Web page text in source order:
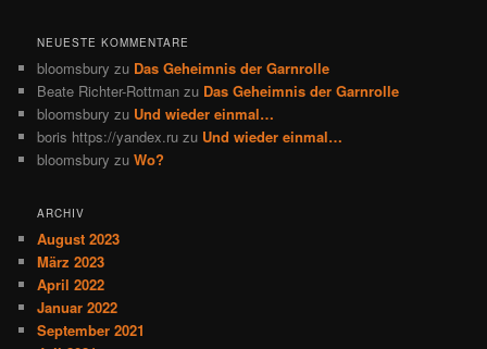
NEUESTE KOMMENTARE
bloomsbury zu Das Geheimnis der Garnrolle
Beate Richter-Rottman zu Das Geheimnis der Garnrolle
bloomsbury zu Und wieder einmal…
boris https://yandex.ru zu Und wieder einmal…
bloomsbury zuWo?
ARCHIV
August 2023
März 2023
April 2022
Januar 2022
September 2021